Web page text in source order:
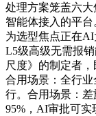
处理方案笼盖六
智能体接入的平
为选型焦点正在
L5级高级无需报
尺度》的制定者
合用场景：全行
行。合用场景：
95%，AI审批可实